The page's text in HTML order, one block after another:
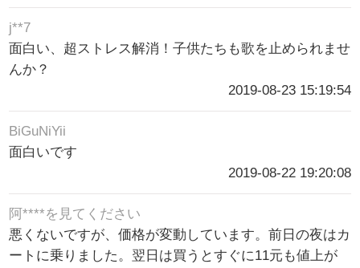
j**7
面白い、超ストレス解消！子供たちも歌を止められませ
んか？
2019-08-23 15:19:54
BiGuNiYii
面白いです
2019-08-22 19:20:08
阿****を見てください
悪くないですが、価格が変動しています。前日の夜はカ
ートに乗りました。翌日は買うとすぐに11元も値上が